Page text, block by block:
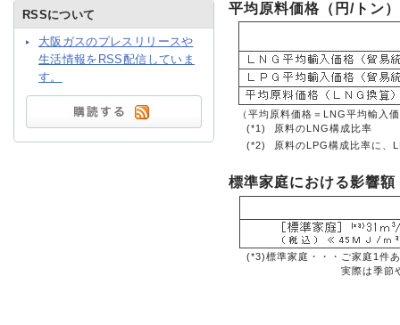
業務
お問
平均原料価格（円/トン）
（平均原料価格＝LNG平均輸入
(*1)
原料のLNG構成比率
(*2)
原料のLPG構成比率に、
標準家庭における影響額
(*3)標準家庭・・・ ご家庭1件
実際は季節
RSSについて
大阪ガスのプレスリリースや
生活情報をRSS配信していま
す。